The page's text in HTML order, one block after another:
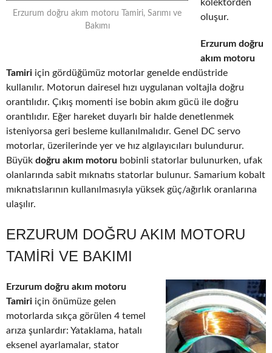
Erzurum doğru akım motoru Tamiri, Sarımı ve
Bakımı
kolektörden
oluşur.
Erzurum doğru
akım motoru
Tamiri için gördüğümüz motorlar genelde endüstride
kullanılır. Motorun dairesel hızı uygulanan voltajla doğru
orantılıdır. Çıkış momenti ise bobin akım gücü ile doğru
orantılıdır. Eğer hareket duyarlı bir halde denetlenmek
isteniyorsa geri besleme kullanılmalıdır. Genel DC servo
motorlar, üzerilerinde yer ve hız algılayıcıları bulundurur.
Büyük doğru akım motoru bobinli statorlar bulunurken, ufak
olanlarında sabit mıknatıs statorlar bulunur. Samarium kobalt
mıknatıslarının kullanılmasıyla yüksek güç/ağırlık oranlarına
ulaşılır.
ERZURUM DOĞRU AKIM MOTORU
TAMIRI VE BAKIMI
Erzurum doğru akım motoru
Tamiri için önümüze gelen
motorlarda sıkça görülen 4 temel
arıza şunlardır: Yataklama, hatalı
eksenel ayarlamalar, stator